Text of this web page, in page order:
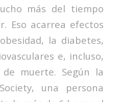
más del tiempo
Eso acarrea efectos
la diabetes,
e, incluso,
muerte. Según la
una persona